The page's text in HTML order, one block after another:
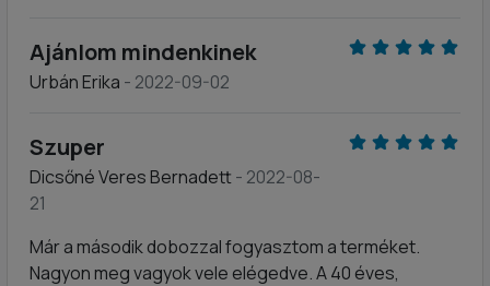
Ajánlom mindenkinek
Urbán Erika - 2022-09-02
Szuper
Dicsőné Veres Bernadett- 2022-08-
21
Már a második dobozzal fogyasztom a terméket.
Nagyon meg vagyok vele elégedve. A 40 éves,